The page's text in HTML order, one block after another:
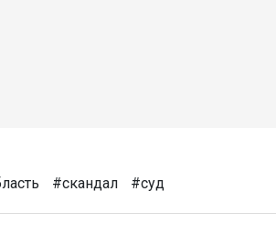
#скандал #суд